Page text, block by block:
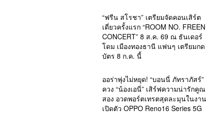
“ฟรีน สโรชา” เตรียมจัดคอนเสิร์ต
เดี่ยวครั้งแรก “ROOM NO. FREEN
CONCERT” 8 ส.ค. 69 ณ ธันเดอร์
โดม เมืองทองธานี แฟนๆ เตรียมกด
บัตร 8 ก.ค. นี้
ออร่าพุ่งไม่หยุด! “บอนนี่ ภัทราภัสร์”
ควง “น้องเอนี่” เสิร์ฟความน่ารักคูณ
สอง อวดพอร์ตเทรตสุดละมุนในงาน
เปิดตัว OPPO Reno16 Series 5G